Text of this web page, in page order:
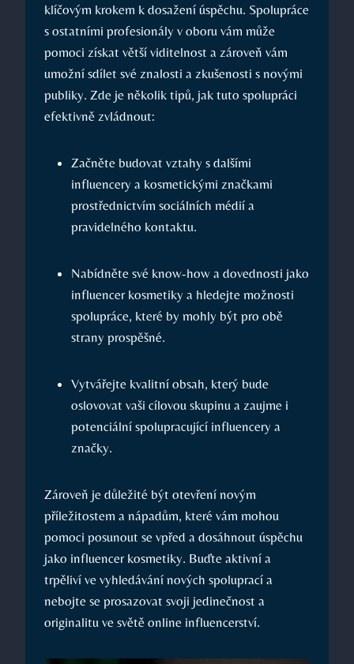
klíčovým krokem k dosažení úspěchu. Spolupráce
s ostatními profesionály v oboru vám může
pomoci získat větší viditelnost a zároveň vám
umožní sdílet své znalosti a zkušenosti s novými
publiky. Zde je několik tipů, jak tuto spolupráci
efektivně zvládnout:
Začněte budovat vztahy s dalšími
influencery a kosmetickými značkami
prostřednictvím sociálních médií a
pravidelného kontaktu.
Nabídněte své know-how a dovednosti jako
influencer kosmetiky a hledejte možnosti
spolupráce, které by mohly být pro obě
strany prospěšné.
Vytvářejte kvalitní obsah, který bude
oslovovat vaši cílovou skupinu a zaujme i
potenciální spolupracující influencery a
značky.
Zároveň je důležité být otevření novým
příležitostem a nápadům, které vám mohou
pomoci posunout se vpřed a dosáhnout úspěchu
jako influencer kosmetiky. Buďte aktivní a
trpěliví ve vyhledávání nových spoluprací a
nebojte se prosazovat svoji jedinečnost a
originalitu ve světě online influencerství.